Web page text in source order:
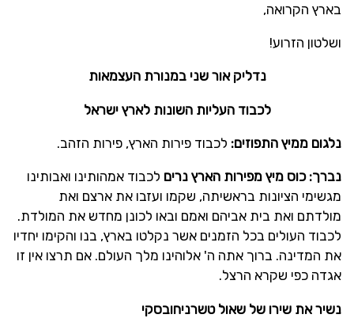
בארץ הקרואה,
ושלטון הזרוע!
נדליק אור שני במנורת העצמאות
לכבוד העליות השונות לארץ ישראל
נלגום ממיץ התפוזים: לכבוד פירות הארץ, פירות הזהב.
נברך: כוס מיץ מפירות הארץ נרים לכבוד אמהותינו ואבותינו
מגשימי הציונות בראשיתה, שקמו ועזבו את ארצם ואת
מולדתם ואת בית אביהם ואמם ובאו לכונן מחדש את המולדת.
לכבוד העולים בכל הזמנים אשר נקלטו בארץ, בנו והקימו יחדיו
את המדינה. ברוך אתה ה' אלוהינו מלך העולם. אם תרצו אין זו
אגדה כפי שקרא הרצל.
נשיר את שירו של שאול טשרניחובסקי